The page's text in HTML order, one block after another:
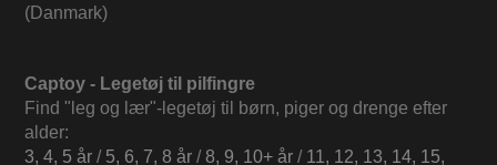
(Danmark)
Captoy - Legetøj til pilfingre
Find "leg og lær"-legetøj til børn, piger og drenge efter
alder:
3, 4, 5 år / 5, 6, 7, 8 år /8, 9, 10+ år / 11, 12, 13, 14, 15,